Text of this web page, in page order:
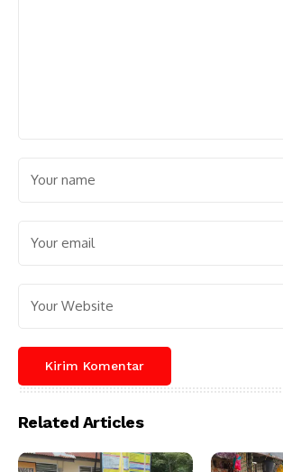
Related Articles